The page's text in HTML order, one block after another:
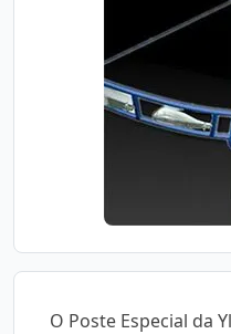
O Poste Especial da